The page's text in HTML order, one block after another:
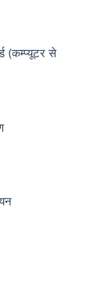
(कम्प्यूटर से